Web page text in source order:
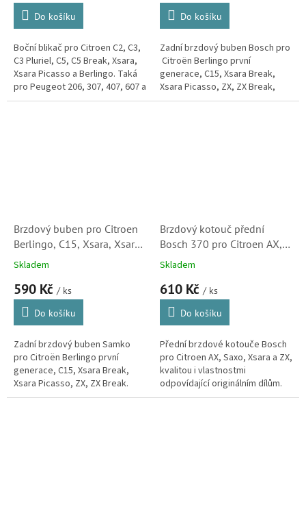
Do košíku
Boční blikač pro Citroen C2, C3,
C3 Pluriel, C5, C5 Break, Xsara,
Xsara Picasso a Berlingo. Taká
pro Peugeot 206, 307, 407, 607 a
Partner.
Do košíku
Zadní brzdový buben Bosch pro
Citroën Berlingo první
generace, C15, Xsara Break,
Xsara Picasso, ZX, ZX Break,
kvalitou i vlastnostmi
Brzdový buben pro Citroen
Berlingo, C15, Xsara, Xsara
Picasso a ZX a ZX Break
Skladem
590 Kč / ks
Do košíku
Zadní brzdový buben Samko
pro Citroën Berlingo první
generace, C15, Xsara Break,
Xsara Picasso, ZX, ZX Break.
Brzdový kotouč přední
Bosch 370 pro Citroen AX,
Saxo, Xsara a ZX (4246A7,
91517695, 95661747,
0986478370)
Skladem
610 Kč / ks
Do košíku
Přední brzdové kotouče Bosch
pro Citroen AX, Saxo, Xsara a ZX,
kvalitou i vlastnostmi
odpovídající originálním dílům.
Značka Bosch je dodavatelem